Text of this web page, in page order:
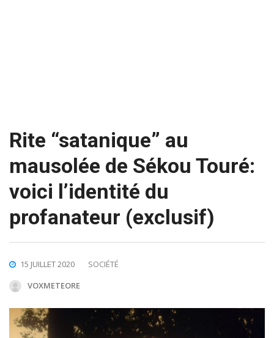
Rite “satanique” au
mausolée de Sékou Touré:
voici l’identité du
profanateur (exclusif)
15 JUILLET 2020
SOCIÉTÉ
VOXMETEORE